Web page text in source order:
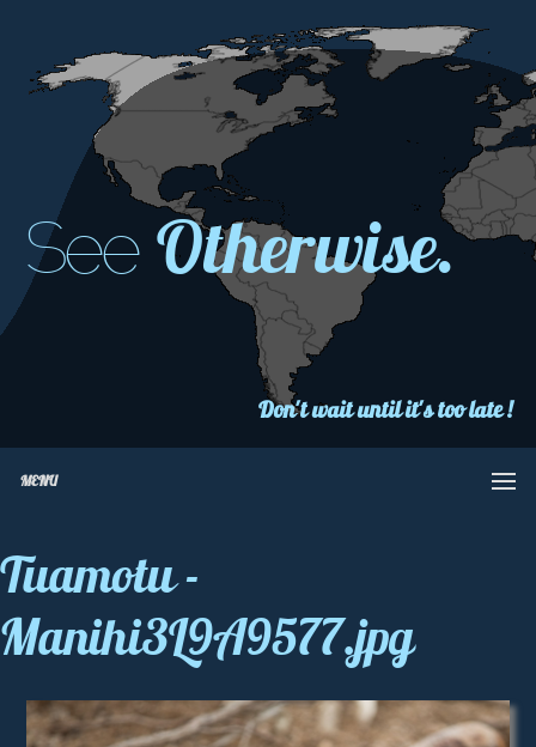
See Otherwise.
Don't wait until it's too late !
MENU
Tuamotu -
Manihi3L9A9577.jpg